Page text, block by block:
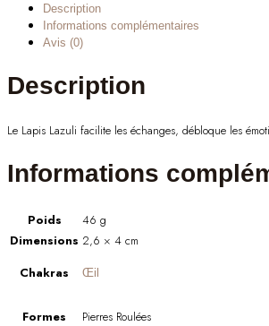
Description
Informations complémentaires
Avis (0)
Description
Le Lapis Lazuli facilite les échanges, débloque les
Informations
Poids
46 g
Dimensions 2,6 × 4 cm
Chakras
Œil
Formes Pierres Roulées